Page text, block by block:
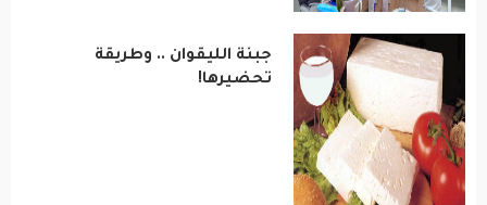
جبنة الليقوان .. وطريقة
تحضيرها!